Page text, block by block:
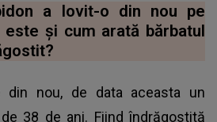
a lovit-o din nou pe
este și cum arată bărbatul
din nou, de data aceasta un
38 de ani. Fiind îndrăgostită